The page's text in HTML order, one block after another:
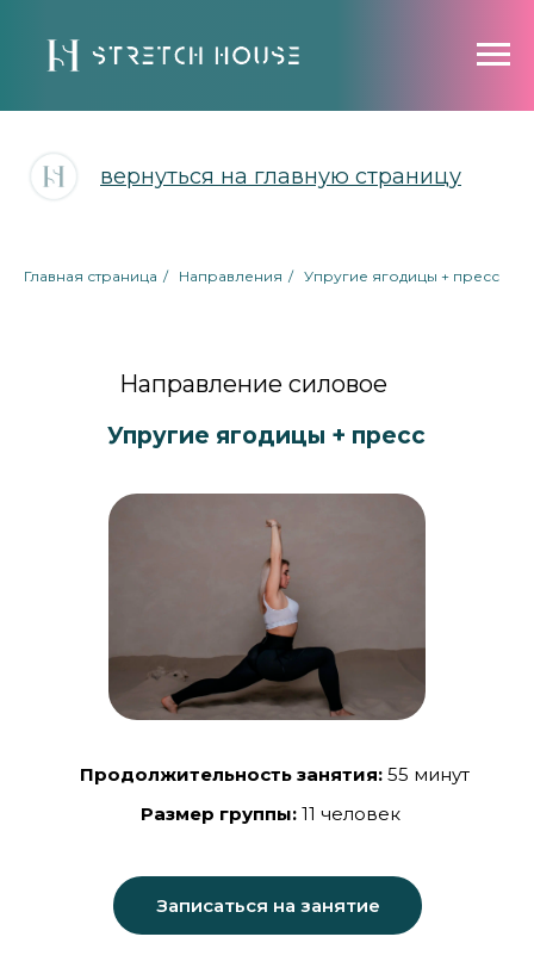
вернуться на главную страницу
Главная страница / Направления / Упругие ягодицы + пресс
Упругие ягодицы + пресс
Направление силовое
Размер группы: 11 человек
Продолжительность занятия: 55 минут
Записаться на занятие